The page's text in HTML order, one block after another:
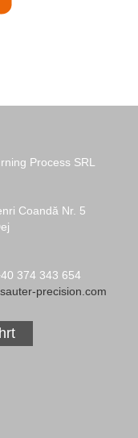
Process SRL
Coandă Nr. 5
374 343 654
precision.com